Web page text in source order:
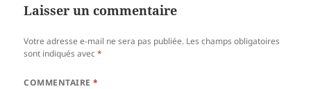
o
o
k
er
Laisser un commentaire
Votre adresse e-mail ne sera pas publiée. Les champs obligatoires
sont indiqués avec*
COMMENTAIRE*